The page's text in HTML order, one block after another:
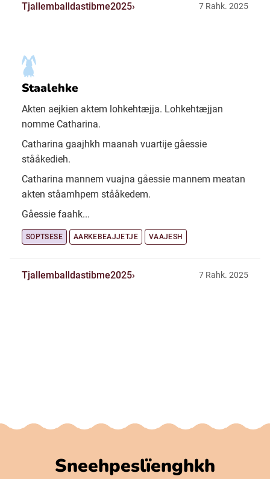
Tjallemballdastibme2025 7 Rahk. 2025
Staalehke
Akten aejkien aktem lohkehtæjja. Lohkehtæjjan
nomme Catharina.
Catharina gaajhkh maanah vuartije gåessie
stååkedieh.
Catharina mannem vuajna gåessie mannem meatan
akten ståamhpem stååkedem.
Gåessie faahk...
SOPTSESE AARKEBEAJJETJE VAAJESH
Tjallemballdastibme2025 7 Rahk. 2025
Sneehpeslïenghkh